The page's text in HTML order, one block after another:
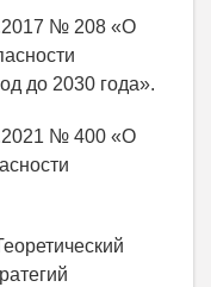
№ 208 «О
до 2030 года».
№ 400 «О